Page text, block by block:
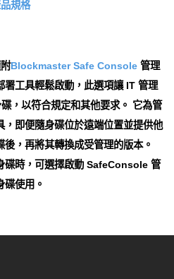
規格
Blockmaster Safe Console 管理
署工具輕鬆啟動，此選項讓 IT 管理
，以符合規定和其他要求。 它為管
，即便隨身碟位於遠端位置並提供他
，再將其轉換成受管理的版本。
碟時，可選擇啟動 SafeConsole 管
碟使用。